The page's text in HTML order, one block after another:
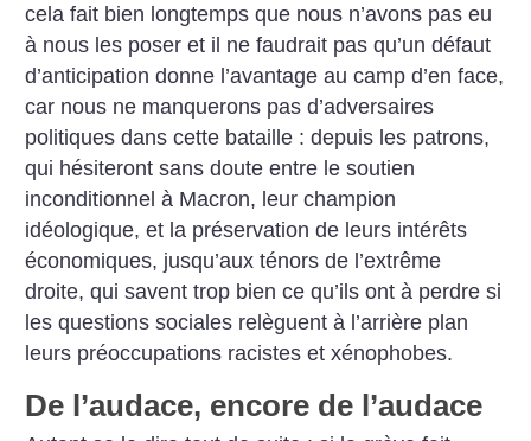
cela fait bien longtemps que nous n’avons pas eu
à nous les poser et il ne faudrait pas qu’un défaut
d’anticipation donne l’avantage au camp d’en face,
car nous ne manquerons pas d’adversaires
politiques dans cette bataille : depuis les patrons,
qui hésiteront sans doute entre le soutien
inconditionnel à Macron, leur champion
idéologique, et la préservation de leurs intérêts
économiques, jusqu’aux ténors de l’extrême
droite, qui savent trop bien ce qu’ils ont à perdre si
les questions sociales relèguent à l’arrière plan
leurs préoccupations racistes et xénophobes.
De l’audace, encore de l’audace